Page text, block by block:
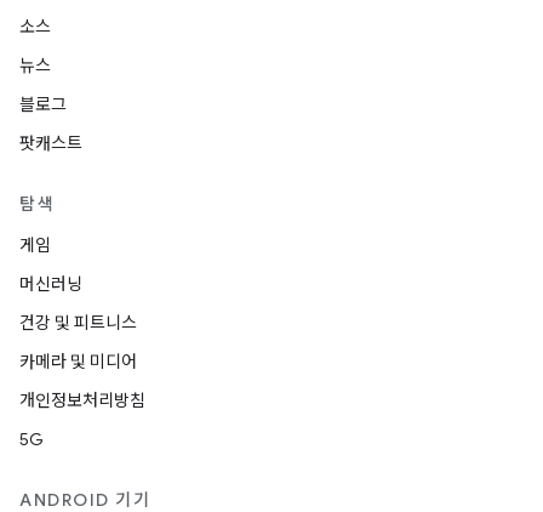
소스
뉴스
블로그
팟캐스트
탐색
게임
머신러닝
건강 및 피트니스
카메라 및 미디어
개인정보처리방침
5G
ANDROID 기기